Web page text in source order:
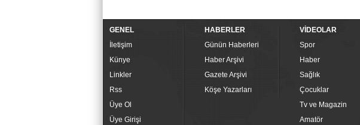
GENEL
İletişim
Künye
Linkler
Rss
Üye Ol
Üye Girişi
HABERLER
Günün Haberleri
Haber Arşivi
Gazete Arşivi
Köşe Yazarları
VİDEOLAR
Spor
Haber
Sağlık
Çocuklar
Tv ve Magazin
Amatör